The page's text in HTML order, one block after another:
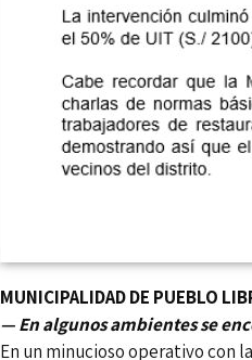
MUNICIPALIDAD DE PUEBLO
— En algunos ambientes se
En un minucioso operativo con